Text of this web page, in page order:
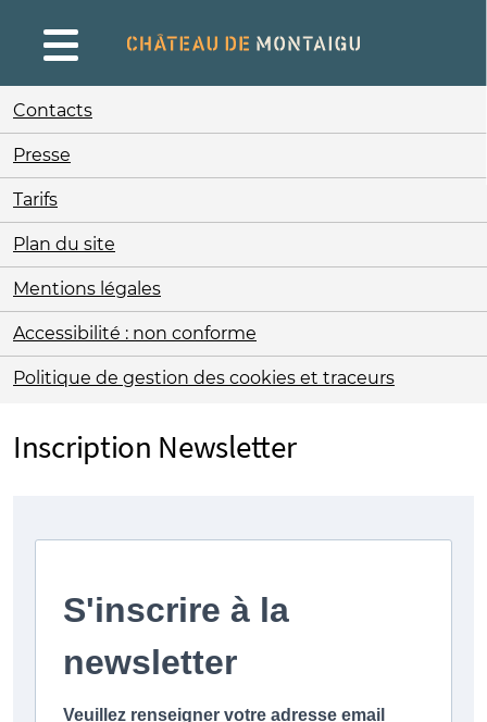
Contacts
Presse
Tarifs
Plan du site
Mentions légales
Accessibilité : non conforme
Politique de gestion des cookies et traceurs
Inscription Newsletter